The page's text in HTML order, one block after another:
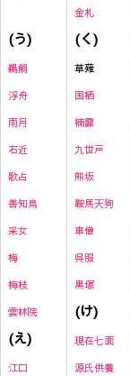
(う)
鵜飼
浮舟
雨月
右近
歌占
善知鳥
采女
梅
梅枝
雲林院
(え)
江口
金札
(く)
草薙
国栖
楠露
九世戸
熊坂
鞍馬天狗
車僧
呉服
黒塚
(け)
現在七面
源氏供養